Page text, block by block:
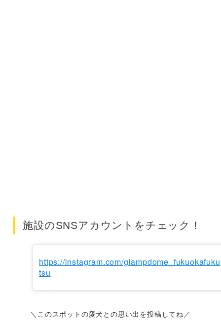
施設のSNSアカウントをチェック！
https://instagram.com/glampdome_fukuokafuku
tsu
＼このスポットの愛犬との思い出を投稿してね／